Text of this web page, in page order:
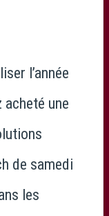
l’année
acheté une
de samedi
les